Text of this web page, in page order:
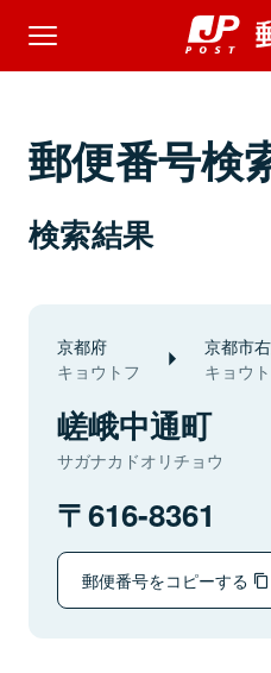
郵便番号検
検索結果
京都府
キョウトフ
京都市
キョウ
嵯峨中通町
サガナカドオリチョウ
616-8361
郵便番号をコピーする